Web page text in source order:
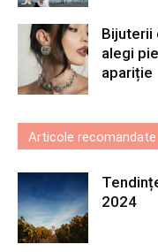
Bijuterii
alegi
apariție
Articole recomandate
2024